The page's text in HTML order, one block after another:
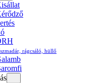
rágcsáló, hüllő